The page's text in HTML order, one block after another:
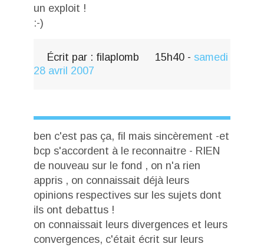
un exploit !
:-)
Écrit par : filaplomb 15h40 - samedi
28 avril 2007
ben c'est pas ça, fil mais sincèrement -et
bcp s'accordent à le reconnaitre - RIEN
de nouveau sur le fond , on n'a rien
appris , on connaissait déjà leurs
opinions respectives sur les sujets dont
ils ont debattus !
on connaissait leurs divergences et leurs
convergences, c'était écrit sur leurs